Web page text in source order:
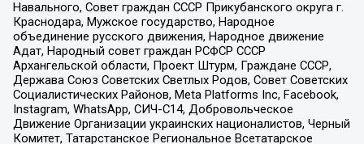
Навального, Совет граждан СССР Прикубанского округа г.
Краснодара, Мужское государство, Народное
объединение русского движения, Народное движение
Адат, Народный совет граждан РСФСР СССР
Архангельской области, Проект Штурм, Граждане СССР,
Держава Союз Советских Светлых Родов, Совет Советских
Социалистических Районов, Meta Platforms Inc, Facebook,
Instagram, WhatsApp, СИЧ-С14, Добровольческое
Движение Организации украинских националистов, Черный
Комитет, Татарстанское Региональное Всетатарское